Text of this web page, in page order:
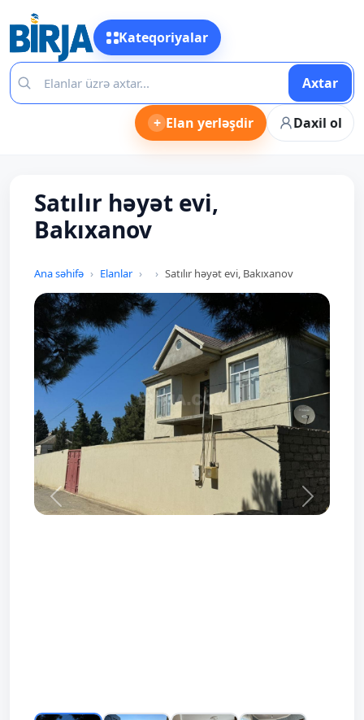
Kateqoriyalar
Axtar
+ Elan yerləşdir Daxil ol
Satılır həyət evi,
Bakıxanov
Ana səhifə Elanlar Satılır həyət evi, Bakıxanov
Prev Next